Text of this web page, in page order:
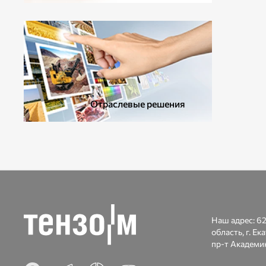
Отраслевые решения
Наш адрес:
область, г.
пр-т